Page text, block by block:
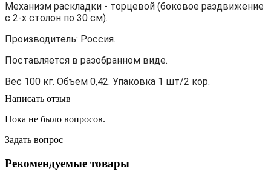
Механизм раскладки - торцевой (боковое раздвижение
с 2-х столон по 30 см).
Производитель: Россия.
Поставляется в разобранном виде.
Вес 100 кг. Объем 0,42. Упаковка 1 шт/2 кор.
Написать отзыв
Пока не было вопросов.
Задать вопрос
Рекомендуемые товары